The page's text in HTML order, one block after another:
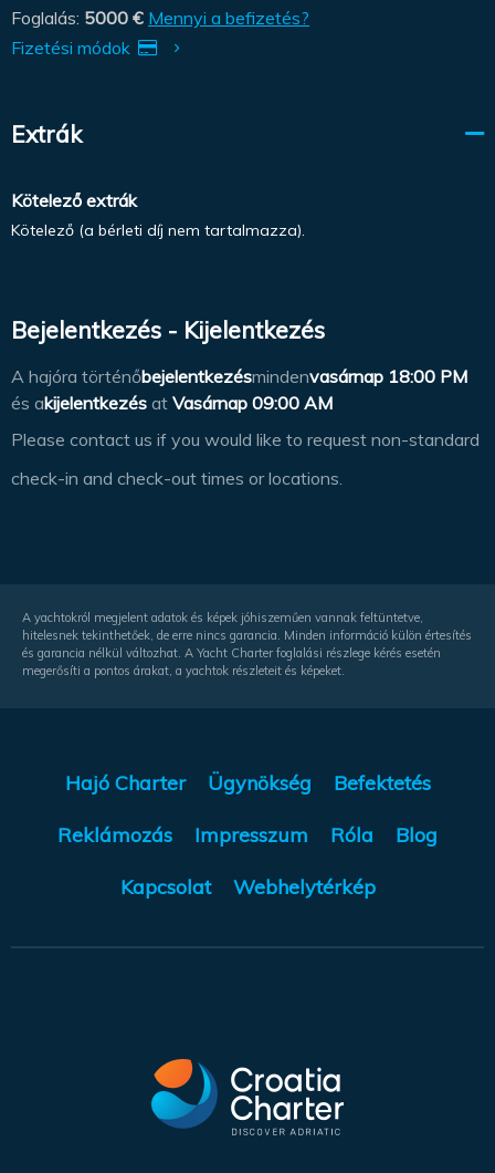
Foglalás: 5000 € Mennyi a befizetés?
Fizetési módok
Extrák
Kötelező extrák
Kötelező (a bérleti díj nem tartalmazza).
Bejelentkezés - Kijelentkezés
A hajóra történőbejelentkezésmindenvasárnap 18:00 PM
és akijelentkezés at Vasárnap 09:00 AM
Please contact us if you would like to request non-standard
check-in and check-out times or locations.
A yachtokról megjelent adatok és képek jóhiszeműen vannak feltüntetve,
hitelesnek tekinthetőek, de erre nincs garancia. Minden információ külön értesítés
és garancia nélkül változhat. A Yacht Charter foglalási részlege kérés esetén
megerősíti a pontos árakat, a yachtok részleteit és képeket.
Hajó Charter Ügynökség Befektetés
Reklámozás Impresszum Róla Blog
Kapcsolat Webhelytérkép